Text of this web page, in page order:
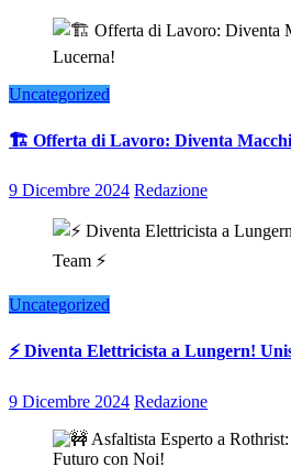
Uncategorized
🏗️ Offerta di Lavoro: Diventa
9 Dicembre 2024 Redazione
Uncategorized
⚡ Diventa Elettricista a Lungern!
9 Dicembre 2024 Redazione